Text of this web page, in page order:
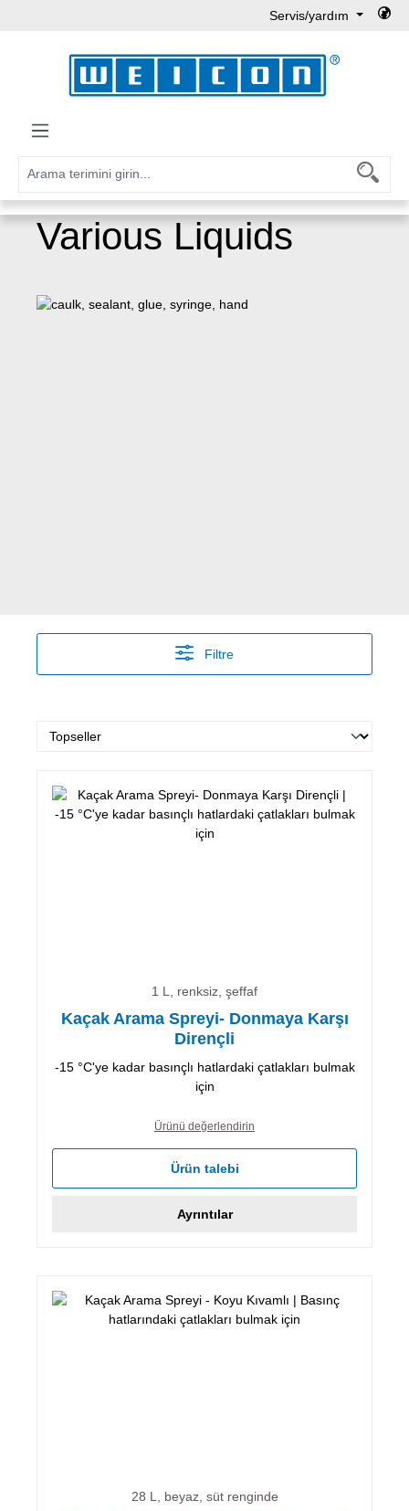
Servis/yardım
Various Liquids
Filtre
1 L, renksiz, şeffaf
Kaçak Arama Spreyi- Donmaya Karşı
Dirençli
-15 °C'ye kadar basınçlı hatlardaki çatlakları bulmak
için
Ürünü değerlendirin
Ürün talebi
Ayrıntılar
28 L, beyaz, süt renginde